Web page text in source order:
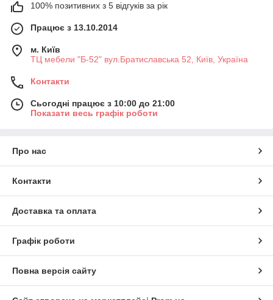
100% позитивних з 5 відгуків за рік
Працює з 13.10.2014
м. Київ
ТЦ мебели "Б-52" вул.Братиславська 52, Київ, Україна
Контакти
Сьогодні працює з 10:00 до 21:00
Показати весь графік роботи
Про нас
Контакти
Доставка та оплата
Графік роботи
Повна версія сайту